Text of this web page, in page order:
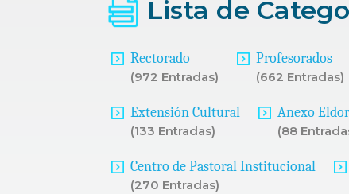
Lista de
Rectorado
(972 Entradas)
Profesorados
(662 Entradas)
Extensión Cultural
(133 Entradas)
Anexo
(88
Centro de Pastoral Institucional
(270 Entradas)